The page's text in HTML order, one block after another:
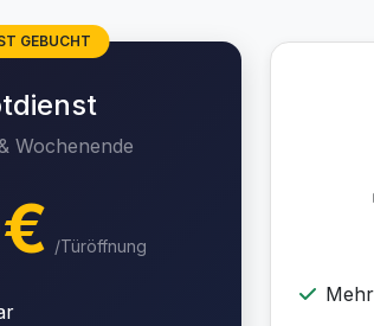
GEBUCHT
Wochenende
/Türöffnung